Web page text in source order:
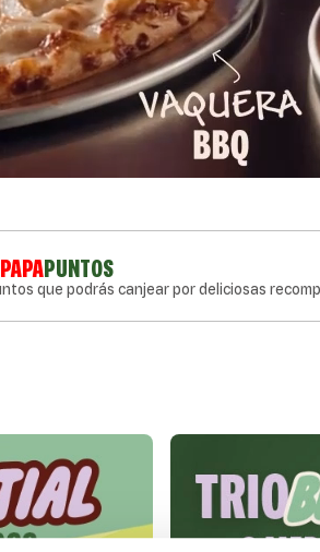
PAPAPUNTOS
que podrás canjear por deliciosas